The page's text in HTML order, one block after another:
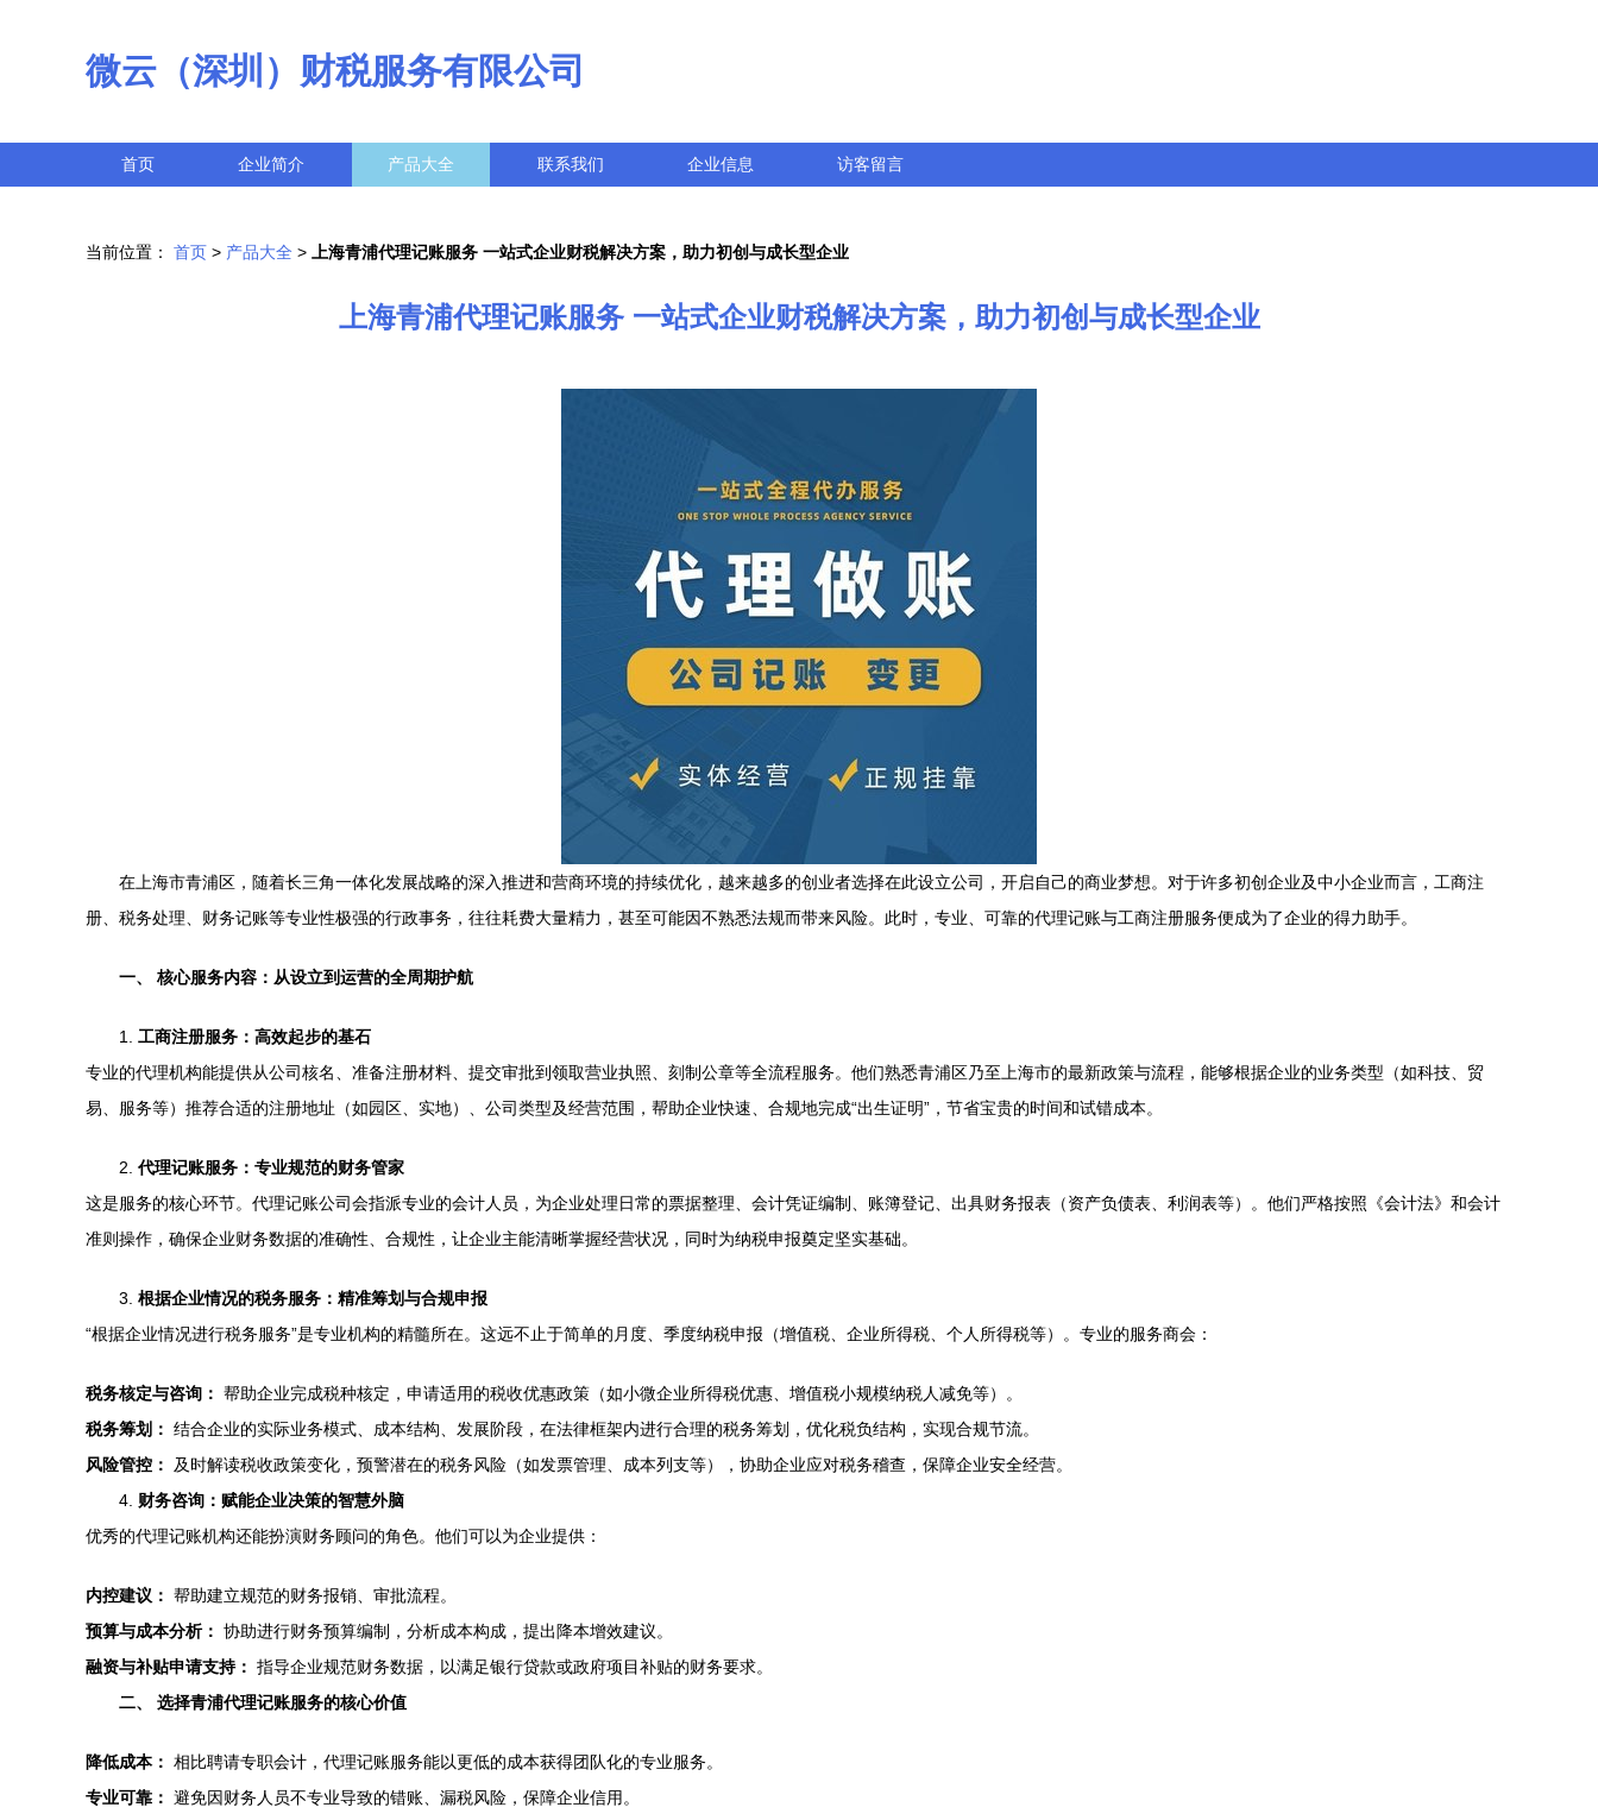
微云（深圳）财税服务有限公司
首页 企业简介 产品大全 联系我们 企业信息 访客留言
当前位置： 首页 > 产品大全 > 上海青浦代理记账服务 一站式企业财税解决方案，助力初创与成长型企业
上海青浦代理记账服务 一站式企业财税解决方案，助力初创与成长型企业
在上海市青浦区，随着长三角一体化发展战略的深入推进和营商环境的持续优化，越来越多的创业者选择在此设立公司，开启自己的商业梦想。对于许多初创企业及中小企业而言，工商注
册、税务处理、财务记账等专业性极强的行政事务，往往耗费大量精力，甚至可能因不熟悉法规而带来风险。此时，专业、可靠的代理记账与工商注册服务便成为了企业的得力助手。
一、 核心服务内容：从设立到运营的全周期护航
1. 工商注册服务：高效起步的基石
专业的代理机构能提供从公司核名、准备注册材料、提交审批到领取营业执照、刻制公章等全流程服务。他们熟悉青浦区乃至上海市的最新政策与流程，能够根据企业的业务类型（如科技、贸
易、服务等）推荐合适的注册地址（如园区、实地）、公司类型及经营范围，帮助企业快速、合规地完成“出生证明”，节省宝贵的时间和试错成本。
2. 代理记账服务：专业规范的财务管家
这是服务的核心环节。代理记账公司会指派专业的会计人员，为企业处理日常的票据整理、会计凭证编制、账簿登记、出具财务报表（资产负债表、利润表等）。他们严格按照《会计法》和会计
准则操作，确保企业财务数据的准确性、合规性，让企业主能清晰掌握经营状况，同时为纳税申报奠定坚实基础。
3. 根据企业情况的税务服务：精准筹划与合规申报
“根据企业情况进行税务服务”是专业机构的精髓所在。这远不止于简单的月度、季度纳税申报（增值税、企业所得税、个人所得税等）。专业的服务商会：
税务核定与咨询： 帮助企业完成税种核定，申请适用的税收优惠政策（如小微企业所得税优惠、增值税小规模纳税人减免等）。
税务筹划： 结合企业的实际业务模式、成本结构、发展阶段，在法律框架内进行合理的税务筹划，优化税负结构，实现合规节流。
风险管控：
及时解读税收政策变化，预警潜在的税务风险（如发票管理、成本列支等），协助企业应对税务稽查，保障企业安全经营。
4. 财务咨询：赋能企业决策的智慧外脑
优秀的代理记账机构还能扮演财务顾问的角色。他们可以为企业提供：
内控建议： 帮助建立规范的财务报销、审批流程。
预算与成本分析： 协助进行财务预算编制，分析成本构成，提出降本增效建议。
融资与补贴申请支持： 指导企业规范财务数据，以满足银行贷款或政府项目补贴的财务要求。
二、 选择青浦代理记账服务的核心价值
降低成本： 相比聘请专职会计，代理记账服务能以更低的成本获得团队化的专业服务。
专业可靠： 避免因财务人员不专业导致的错账、漏税风险，保障企业信用。